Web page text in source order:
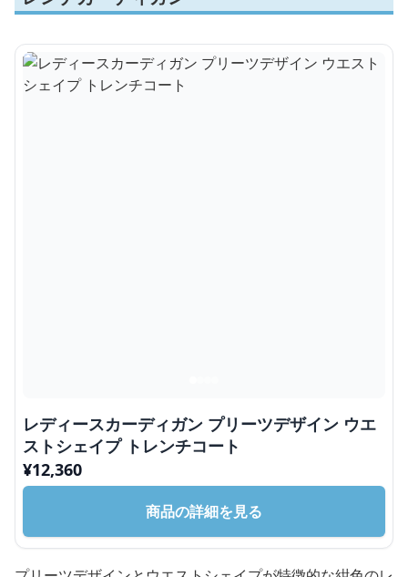
レディースカーディガン プリーツデザイン ウエ
ストシェイプ トレンチコート
¥12,360
商品の詳細を見る